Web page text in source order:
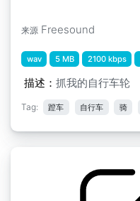
来源 Freesound
wav 5 MB 2100 kbps
描述： 抓我的自行车轮
Tag: 蹬车 自行车 骑